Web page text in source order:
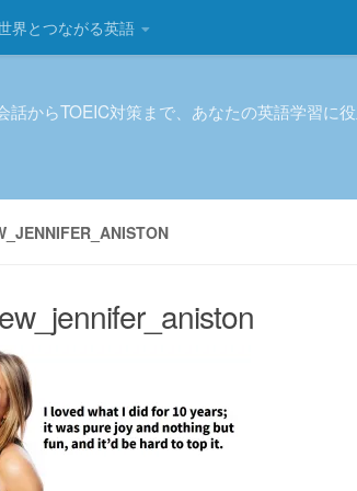
界とつながる英語
話からTOEIC対策まで、あなたの英語学習に